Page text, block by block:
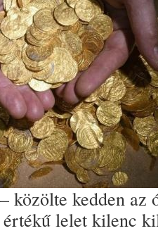
közölte kedden az
lelet kilenc